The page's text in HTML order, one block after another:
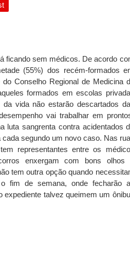
a pena investir em móveis
brasileiros: ZCT traz
para escolher o portão ideal
como marcas evitam
Independentes
ficando sem médicos. De acordo
(55%) dos recém-formados
Conselho Regional de Medicina
formados em escolas
vida não estarão descartados
vai trabalhar em
luta sangrenta contra acidentados
segundo um novo caso. Nas
representantes entre os
enxergam com bons olhos
tem outra opção quando
fim de semana, onde fecharão
talvez queimem um